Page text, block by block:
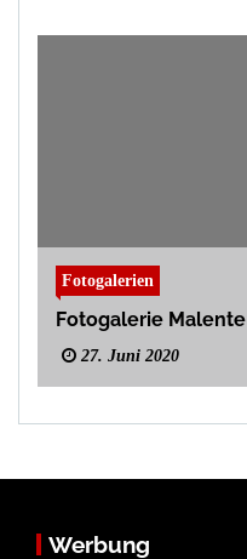
Fotogalerien
Fotogalerie Malente
27. Juni 2020
Werbung